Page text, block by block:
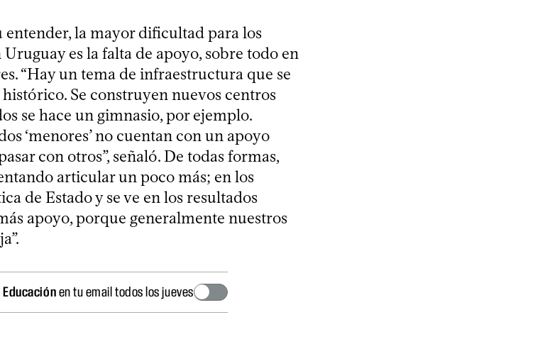
entender, la mayor dificultad para los
es la falta de apoyo, sobre todo en
“Hay un tema de infraestructura que se
Se construyen nuevos centros
se hace un gimnasio, por ejemplo.
‘menores’ no cuentan con un apoyo
con otros”, señaló. De todas formas,
articular un poco más; en los
de Estado y se ve en los resultados
apoyo, porque generalmente nuestros
Educaciónen tu email todos los jueves